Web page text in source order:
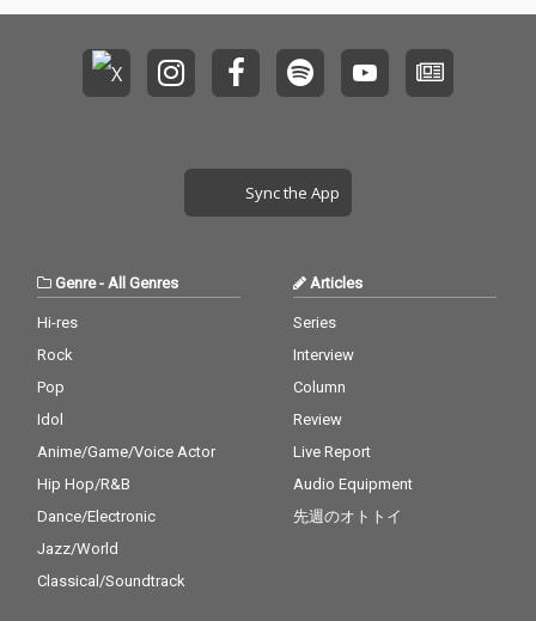
Sync the App
Genre- All Genres
Hi-res
Rock
Pop
Idol
Anime/Game/Voice Actor
Hip Hop/R&B
Dance/Electronic
Jazz/World
Classical/Soundtrack
Articles
Series
Interview
Column
Review
Live Report
Audio Equipment
先週のオトトイ